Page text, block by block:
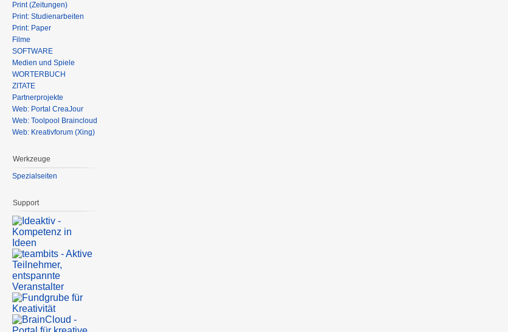
Print (Zeitungen)
Print: Studienarbeiten
Print: Paper
Filme
SOFTWARE
Medien und Spiele
WÖRTERBUCH
ZITATE
Partnerprojekte
Web: Portal CreaJour
Web: Toolpool Braincloud
Web: Kreativforum (Xing)
Werkzeuge
Spezialseiten
Support